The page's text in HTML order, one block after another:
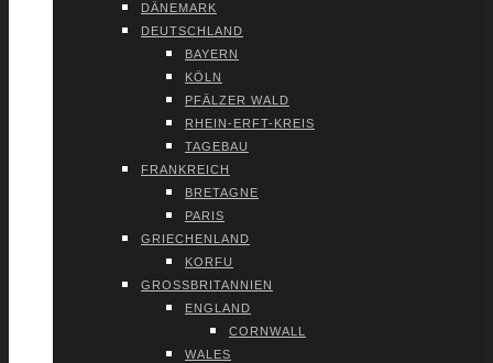
DÄNE­MARK
DEUTSCH­LAND
BAY­ERN
KÖLN
PFÄL­ZER WALD
RHEIN-ERFT-KREIS
TAGE­BAU
FRANK­REICH
BRE­TA­GNE
PARIS
GRIE­CHEN­LAND
KOR­FU
GROSS­BRI­TAN­NI­EN
ENG­LAND
CORN­WALL
WALES